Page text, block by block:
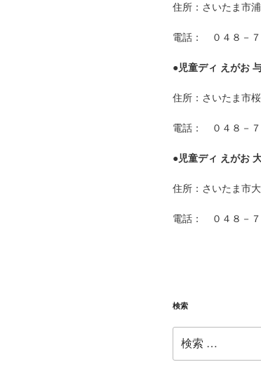
住所：さいたま市
電話： ０４８－７
●児童ディ えがお
住所：さいたま市
電話： ０４８－７
●児童ディ えがお
住所：さいたま市
電話： ０４８－７
検索
索: